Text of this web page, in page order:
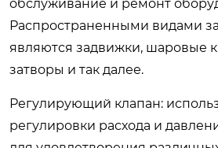
обслуживание и ремонт
Распространенными видами
являются задвижки, шаровые
затворы и так далее.
Регулирующий клапан:
регулировки расхода и